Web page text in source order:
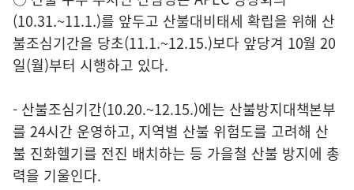
(10.31.~11.1.)를 앞두고 산불대비태세 확립을 위해 산
불조심기간을 당초(11.1.~12.15.)보다 앞당겨 10월 20
일(월)부터 시행하고 있다.
- 산불조심기간(10.20.~12.15.)에는 산불방지대책본부
를 24시간 운영하고, 지역별 산불 위험도를 고려해 산
불 진화헬기를 전진 배치하는 등 가을철 산불 방지에 총
력을 기울인다.